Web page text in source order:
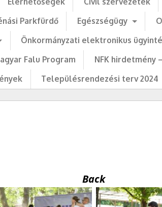
Parkfürdő Egészségügy
Önkormányzati elektronikus
Falu Program NFK hirdetmény
Településrendezési terv 2024
Back